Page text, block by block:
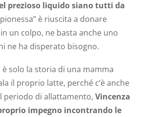
prezioso liquido siano tutti da
è riuscita a donare
un colpo, ne basta anche uno
ne ha disperato bisogno.
solo la storia di una mamma
il proprio latte, perché c’è anche
periodo di allattamento,Vincenza
impegno incontrando le